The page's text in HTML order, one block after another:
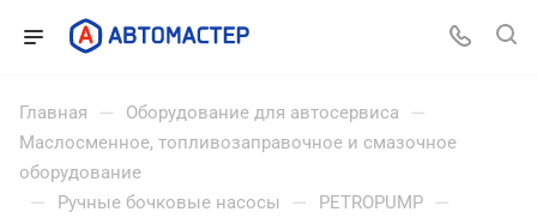
Главная — Оборудование для автосервиса —
Маслосменное, топливозаправочное и смазочное
оборудование
— Ручные бочковые насосы — PETROPUMP —